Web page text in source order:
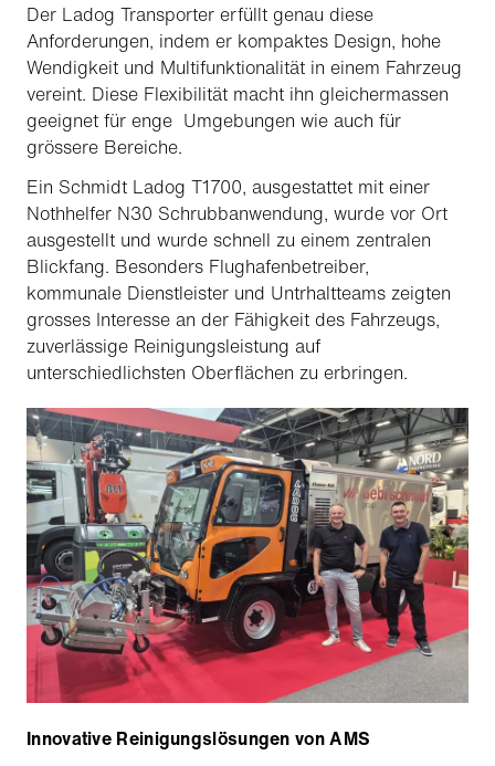
Der Ladog Transporter erfüllt genau diese
Anforderungen, indem er kompaktes Design, hohe
Wendigkeit und Multifunktionalität in einem Fahrzeug
vereint. Diese Flexibilität macht ihn gleichermassen
geeignet für enge Umgebungen wie auch für
grössere Bereiche.
Ein Schmidt Ladog T1700, ausgestattet mit einer
Nothhelfer N30 Schrubbanwendung, wurde vor Ort
ausgestellt und wurde schnell zu einem zentralen
Blickfang. Besonders Flughafenbetreiber,
kommunale Dienstleister und Untrhaltteams zeigten
grosses Interesse an der Fähigkeit des Fahrzeugs,
zuverlässige Reinigungsleistung auf
unterschiedlichsten Oberflächen zu erbringen.
Innovative Reinigungslösungen von AMS